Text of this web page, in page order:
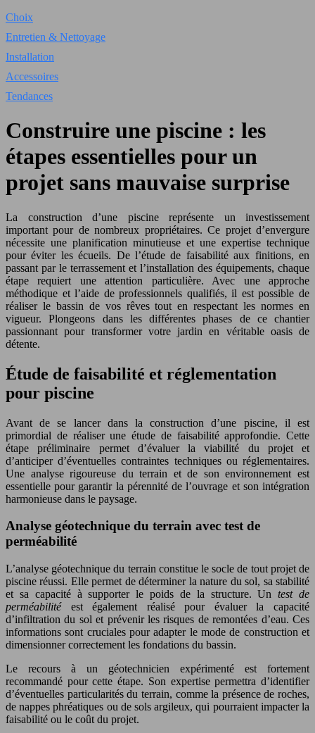
Choix
Entretien & Nettoyage
Installation
Accessoires
Tendances
Construire une piscine : les
étapes essentielles pour un
projet sans mauvaise surprise
La construction d’une piscine représente un investissement
important pour de nombreux propriétaires. Ce projet d’envergure
nécessite une planification minutieuse et une expertise technique
pour éviter les écueils. De l’étude de faisabilité aux finitions, en
passant par le terrassement et l’installation des équipements, chaque
étape requiert une attention particulière. Avec une approche
méthodique et l’aide de professionnels qualifiés, il est possible de
réaliser le bassin de vos rêves tout en respectant les normes en
vigueur. Plongeons dans les différentes phases de ce chantier
passionnant pour transformer votre jardin en véritable oasis de
détente.
Étude de faisabilité et réglementation
pour piscine
Avant de se lancer dans la construction d’une piscine, il est
primordial de réaliser une étude de faisabilité approfondie. Cette
étape préliminaire permet d’évaluer la viabilité du projet et
d’anticiper d’éventuelles contraintes techniques ou réglementaires.
Une analyse rigoureuse du terrain et de son environnement est
essentielle pour garantir la pérennité de l’ouvrage et son intégration
harmonieuse dans le paysage.
Analyse géotechnique du terrain avec test de
perméabilité
L’analyse géotechnique du terrain constitue le socle de tout projet de
piscine réussi. Elle permet de déterminer la nature du sol, sa stabilité
et sa capacité à supporter le poids de la structure. Untest de
perméabilité est également réalisé pour évaluer la capacité
d’infiltration du sol et prévenir les risques de remontées d’eau. Ces
informations sont cruciales pour adapter le mode de construction et
dimensionner correctement les fondations du bassin.
Le recours à un géotechnicien expérimenté est fortement
recommandé pour cette étape. Son expertise permettra d’identifier
d’éventuelles particularités du terrain, comme la présence de roches,
de nappes phréatiques ou de sols argileux, qui pourraient impacter la
faisabilité ou le coût du projet.